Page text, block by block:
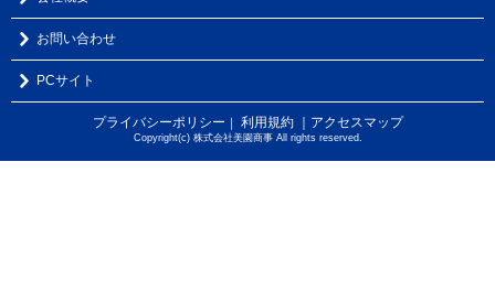
お問い合わせ
PCサイト
プライバシーポリシー ｜ 利用規約 ｜アクセスマップ
Copyright(c) 株式会社美園商事 All rights reserved.